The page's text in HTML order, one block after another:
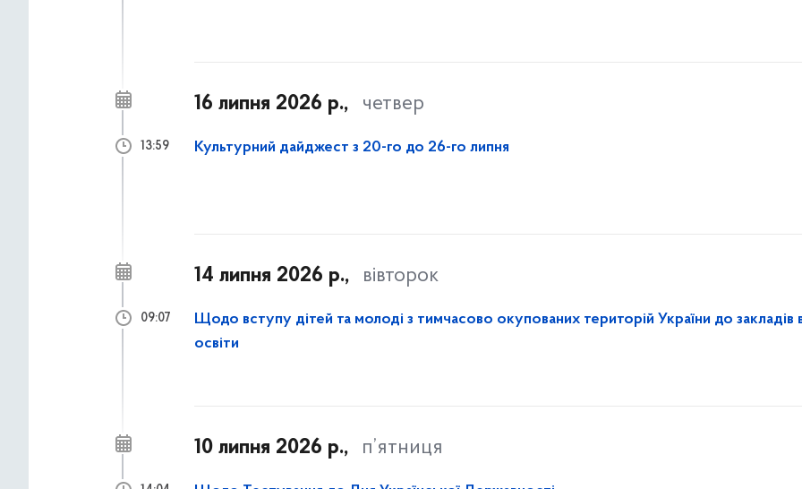
16 липня 2026 р., четвер
Культурний дайджест з 20-го до 26-го липня
13:59
14 липня 2026 р., вівторок
Щодо вступу дітей та молоді з тимчасово окупованих територій України до закладів
освіти
09:07
10 липня 2026 р., п’ятниця